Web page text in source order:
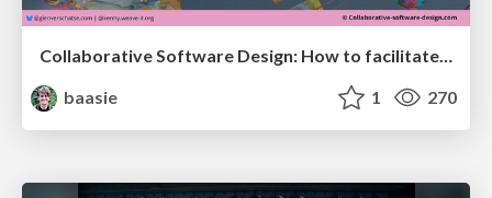
Collaborative Software Design: How to facilitate domain modelling decisions
baasie
1 270